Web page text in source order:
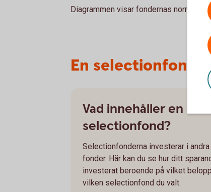
Diagrammen visar fondernas normala
En selectionfond
Vad innehåller en
selectionfond?
Selectionfonderna investerar i andra
fonder. Här kan du se hur ditt
investerat beroende på vilket
vilken selectionfond du valt.